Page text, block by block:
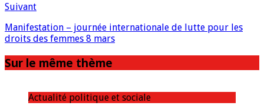
Suivant
Manifestation – journée internationale de lutte pour les
droits des femmes 8 mars
Sur le même thème
Actualité politique et sociale